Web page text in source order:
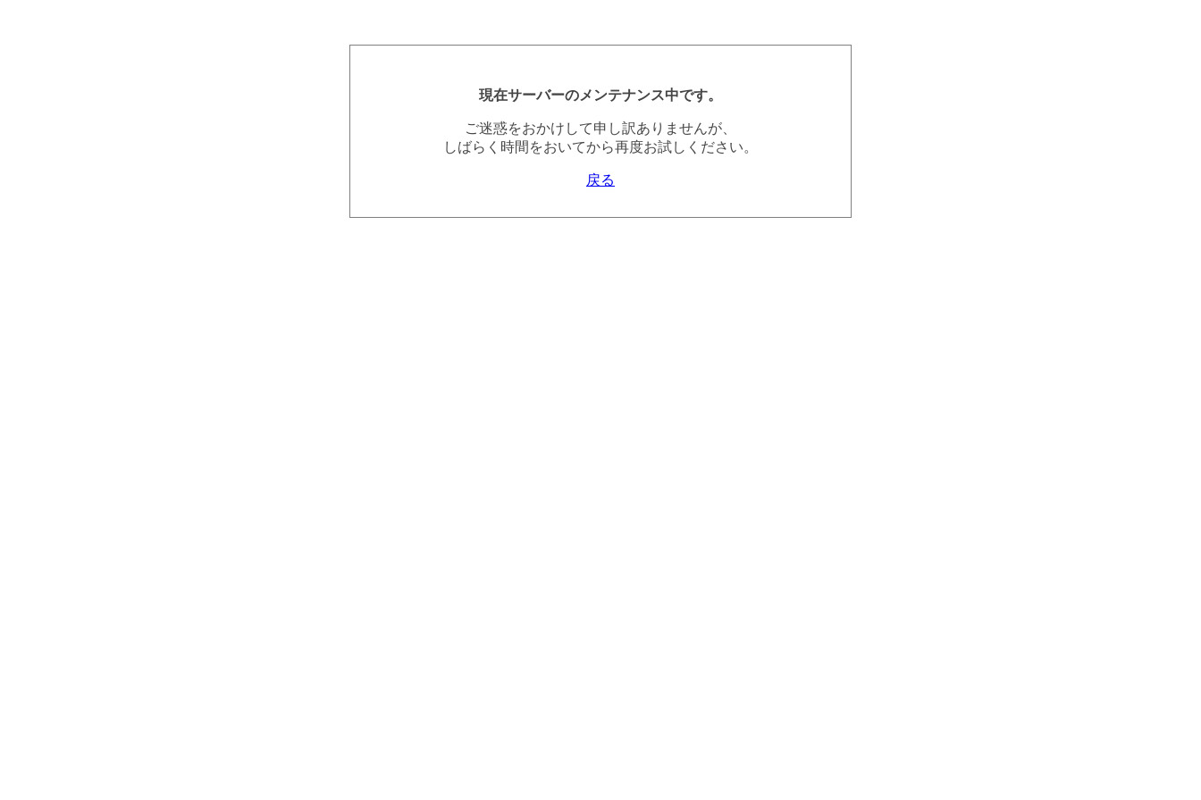
現在サーバーのメンテナンス中です。
ご迷惑をおかけして申し訳ありませんが、
しばらく時間をおいてから再度お試しください。
戻る